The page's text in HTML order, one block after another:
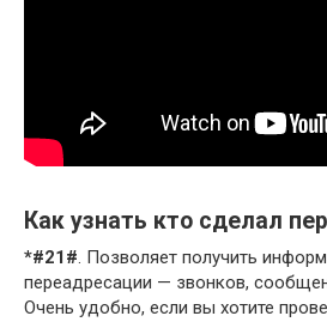
Как узнать кто сделал
*#21#. Позволяет получить
переадресации — звонков,
Очень удобно, если вы хотите